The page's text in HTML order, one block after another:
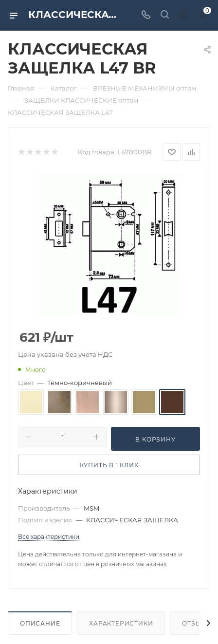
КЛАССИЧЕСКАЯ ЗАЩЕЛКА L47 BR. Дверная и мебельная фурнитура САМИР-КИЛИТ | Оптовые поставки 0
КЛАССИЧЕСКАЯ
ЗАЩЕЛКА L47 BR
Главная — Каталог — ВРЕЗНЫЕ МЕХАНИЗМЫ оптом
— ЗАЩЕЛКИ КЛАССИЧЕСКИЕ оптом —
КЛАССИЧЕСКАЯ ЗАЩЕЛКА L47
Код товара: L47000BR
621 ₽/шт
Цена указана без учета НДС
Много
Цвет — Тёмно-коричневый
В КОРЗИНУ
КУПИТЬ В 1 КЛИК
Характеристики
Производитель — MSM
Подтип изделия — КЛАССИЧЕСКАЯ ЗАЩЕЛКА
Все характеристики
Цена действительна только для интернет-магазина и
может отличаться от цен в розничных магазинах
ОПИСАНИЕ ХАРАКТЕРИСТИКИ ОТЗЫВЫ